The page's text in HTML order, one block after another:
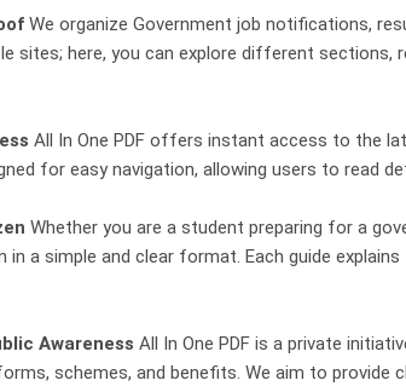
We organize Government job notifications,
sites; here, you can explore different
All In One PDF offers instant access to the
for easy navigation, allowing users to read
Whether you are a student preparing for a
a simple and clear format. Each guide
Awareness All In One PDF is a private
schemes, and benefits. We aim to